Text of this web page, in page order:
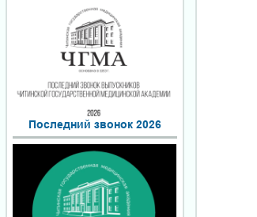
Последний звонок 2026